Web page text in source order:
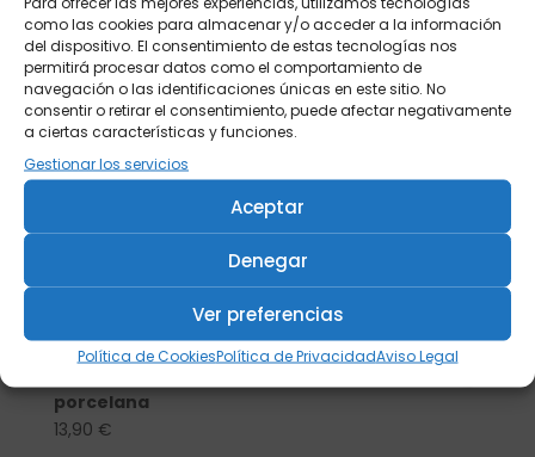
como las cookies para almacenar y/o acceder a la información
del dispositivo. El consentimiento de estas tecnologías nos
permitirá procesar datos como el comportamiento de
navegación o las identificaciones únicas en este sitio. No
consentir o retirar el consentimiento, puede afectar negativamente
a ciertas características y funciones.
Gestionar los servicios
Aceptar
Denegar
Ver preferencias
Política de CookiesPolítica de PrivacidadAviso Legal
porcelana
13,90 €